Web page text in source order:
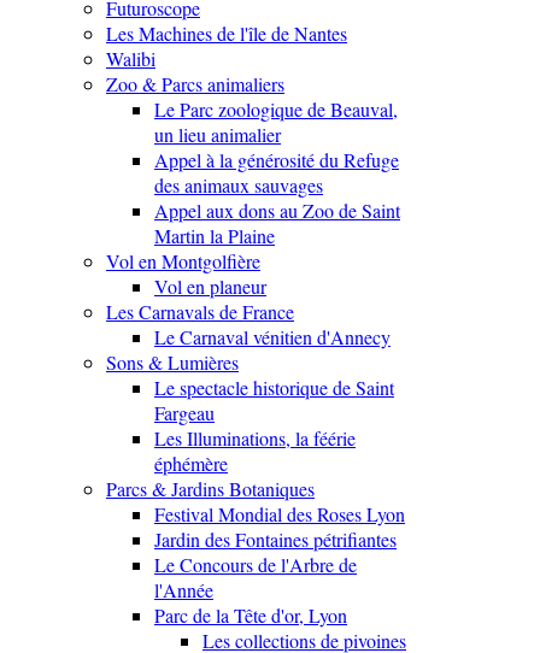
Futuroscope
Les Machines de l'île de Nantes
Walibi
Zoo & Parcs animaliers
Le Parc zoologique de Beauval,
un lieu animalier
Appel à la générosité du Refuge
des animaux sauvages
Appel aux dons au Zoo de Saint
Martin la Plaine
Vol en Montgolfière
Vol en planeur
Les Carnavals de France
Le Carnaval vénitien d'Annecy
Sons & Lumières
Le spectacle historique de Saint
Fargeau
Les Illuminations, la féérie
éphémère
Parcs & Jardins Botaniques
Festival Mondial des Roses Lyon
Jardin des Fontaines pétrifiantes
Le Concours de l'Arbre de
l'Année
Parc de la Tête d'or, Lyon
Les collections de pivoines